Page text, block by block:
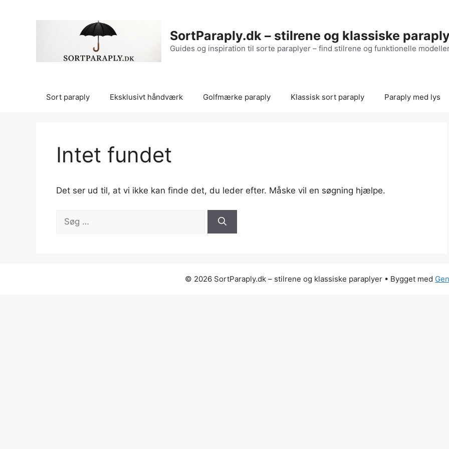
SortParaply.dk – stilrene og klassiske
Guides og inspiration til sorte paraplyer – find stilrene og funktionelle
Sort paraply Eksklusivt håndværk Golfmærke paraply Klassisk sort paraply Paraply med lys
Intet fundet
Det ser ud til, at vi ikke kan finde det, du leder efter. Måske vil en søgning hjælpe.
efter:
© 2026 SortParaply.dk – stilrene og klassiske paraplyer • Bygget med